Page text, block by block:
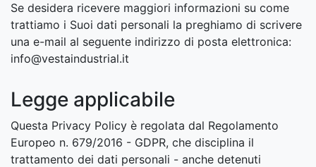
Se desidera ricevere maggiori informazioni su come
trattiamo i Suoi dati personali la preghiamo di scrivere
una e-mail al seguente indirizzo di posta elettronica:
info@vestaindustrial.it
Legge applicabile
Questa Privacy Policy è regolata dal Regolamento
Europeo n. 679/2016 - GDPR, che disciplina il
trattamento dei dati personali - anche detenuti